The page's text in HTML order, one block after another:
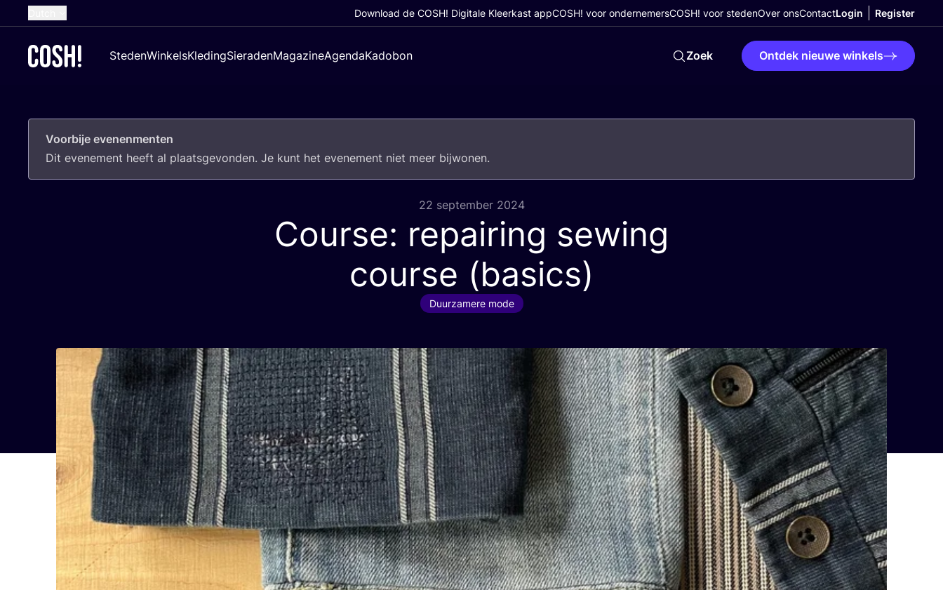
French
German
Croatian
Download de COSH! Digitale Kleerkast appCOSH! voor ondernemersCOSH! voor stedenOver onsContactLogin Register
StedenWinkelsKledingSieradenMagazineAgendaKadobon Zoek Ontdek nieuwe winkels
Voorbije evenenmenten
Dit eve­ne­ment heeft al plaats­ge­von­den. Je kunt het eve­ne­ment niet meer bijwonen.
22 september 2024
Course: repairing sewing
course (basics)
Duurzamere mode